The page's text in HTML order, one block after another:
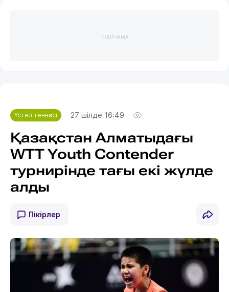
ЖАРНАМА
Үстел теннисі 27 шілде 16:49
Қазақстан Алматыдағы
WTT Youth Contender
турнирінде тағы екі жүлде
алды
Пікірлер